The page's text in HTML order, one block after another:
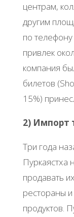
центрам,
другим
по телефону
привлек
компания
билетов
15%)
2) Импорт
Три года
Пуркаястха
продавать
рестораны
продуктов.